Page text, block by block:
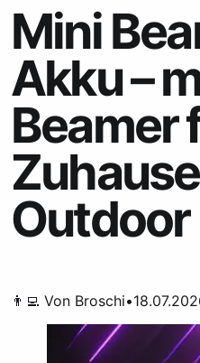
Mini
Akku –
Beamer
Outdoor
👨‍💻 Von Broschi•